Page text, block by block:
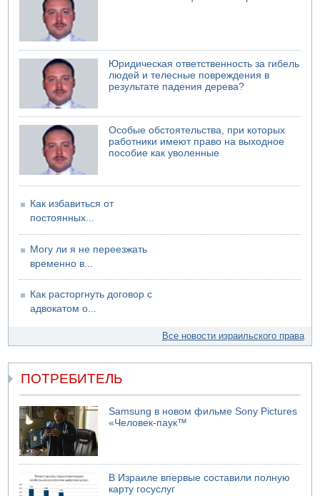
Атака на склады в Подмосковье и Ленинградской
области
Юридическая ответственность за гибель
людей и телесные повреждения в
результате падения дерева?
Особые обстоятельства, при которых
работники имеют право на выходное
пособие как уволенные
Как избавиться от
постоянных...
Могу ли я не переезжать
временно в...
Как расторгнуть договор с
адвокатом о...
Все новости израильского права
ПОТРЕБИТЕЛЬ
Samsung в новом фильме Sony Pictures
«Человек-паук™
В Израиле впервые составили полную
карту госуслуг